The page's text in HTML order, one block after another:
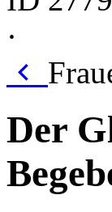
·
Der